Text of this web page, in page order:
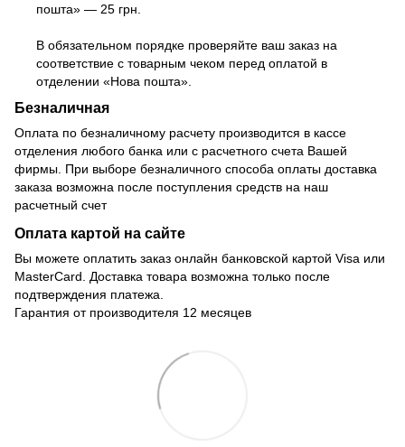
пошта» — 25 грн.
В обязательном порядке проверяйте ваш заказ на
соответствие с товарным чеком перед оплатой в
отделении «Нова пошта».
Безналичная
Оплата по безналичному расчету производится в кассе
отделения любого банка или с расчетного счета Вашей
фирмы. При выборе безналичного способа оплаты доставка
заказа возможна после поступления средств на наш
расчетный счет
Оплата картой на сайте
Вы можете оплатить заказ онлайн банковской картой Visa или
MasterCard. Доставка товара возможна только после
подтверждения платежа.
Гарантия от производителя 12 месяцев